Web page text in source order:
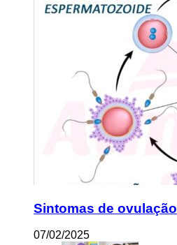
Sintomas de ovulação
07/02/2025